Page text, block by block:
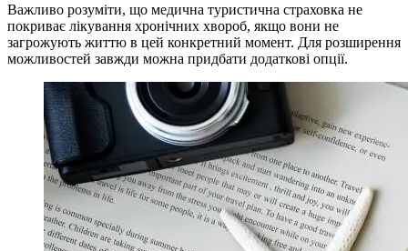
Важливо розуміти, що медична туристична страховка не
покриває лікування хронічних хвороб, якщо вони не
загрожують життю в цей конкретний момент. Для розширення
можливостей завжди можна придбати додаткові опції.